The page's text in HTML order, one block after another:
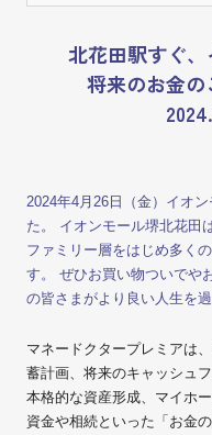
北花田駅すぐ
将来のお金の
2024年4月26日（金）イオ
た。 イオンモール堺北花田
ファミリー層をはじめ多く
す。 ぜひお買い物ついでや
の皆さまがより良い人生を
マネードクタープレミアは
蓄計画、将来のキャッシュ
本格的な資産形成、マイホ
資金や相続といった「お金